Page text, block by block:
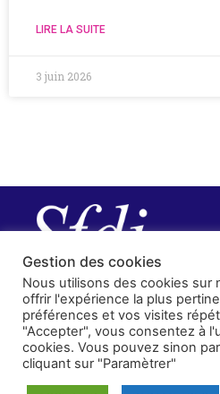
LIRE LA SUITE
3 juin 2026
Gestion des cookies
Nous utilisons des cookies sur
offrir l'expérience la plus
préférences et vos visites
"Accepter", vous consentez à
cookies. Vous pouvez sinon
cliquant sur "Paramètrer"